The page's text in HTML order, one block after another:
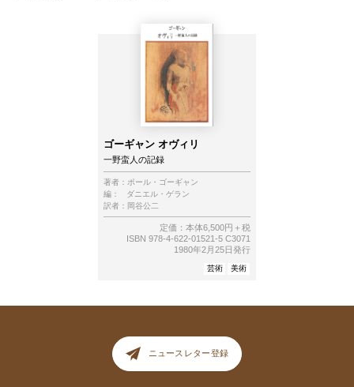
ゴーギャン オヴィリ
一野蛮人の記録
著者： ポール・ゴーギャン
編：
ダニエル・ゲラン
訳者： 岡谷公二
定価：本体6,500円＋税
ISBN 978-4-622-01521-5 C3071
1980年2月25日発行
芸術 美術
ニュースレター登録